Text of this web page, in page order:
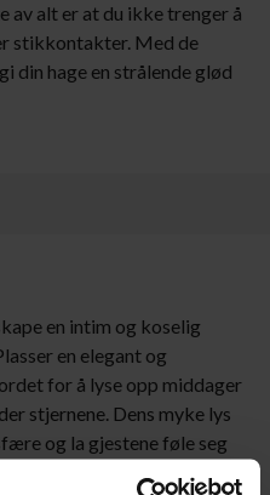
av alt er at du ikke trenger å
stikkontakter. Med de
din hage en strålende glød
en intim og koselig
en elegant og
for å lyse opp middager
stjernene. Dens myke lys
og la gjestene føle seg